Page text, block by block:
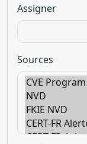
Assigner
Sources